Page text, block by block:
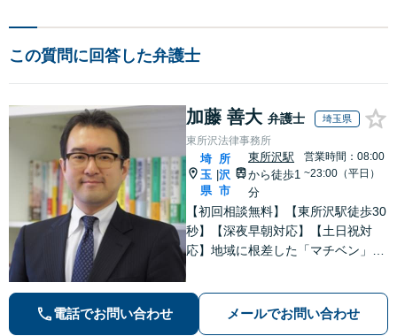
この質問に回答した弁護士
加藤 善大 弁護士 埼玉県
東所沢法律事務所
埼
玉
県
所
沢
市
東所沢駅
から徒歩1
分
営業時間：08:00
~23:00（平日）
【初回相談無料】【東所沢駅徒歩30
秒】【深夜早朝対応】【土日祝対
応】地域に根差した「マチベン」と
て出張相談も承ります。リーズナブ
ルな料金体系をご提供しています。
電話でお問い合わせ メールでお問い合わせ